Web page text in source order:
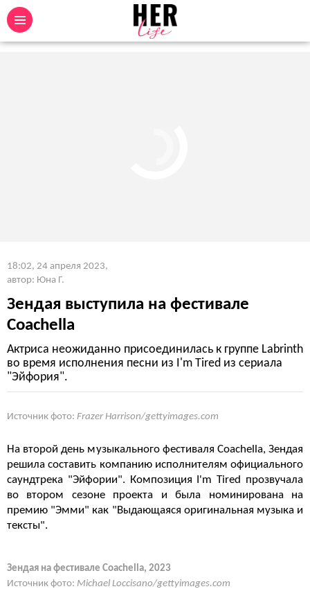
18:02, 24 апреля 2023,
автор: Юна Г.
Зендая выступила на фестивале
Coachella
Актриса неожиданно присоединилась к группе Labrinth
во время исполнения песни из I'm Tired из сериала
"Эйфория".
Источник фото: Frazer Harrison/gettyimages.com
На второй день музыкального фестиваля Coachella, Зендая
решила составить компанию исполнителям официального
саундтрека "Эйфории". Композиция
I'm Tired прозвучала
во втором сезоне проекта и была номинирована на
премию "Эмми" как "Выдающаяся оригинальная музыка и
тексты".
Зендая на фестивале Coachella, 2023
Источник фото: Michael Loccisano/gettyimages.com